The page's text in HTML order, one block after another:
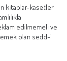
kitaplar-kasetler
edilmemeli ve
olan sedd-i